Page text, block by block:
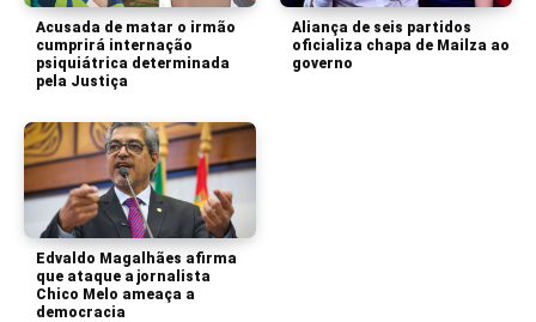
Acusada de matar o irmão
cumprirá internação
psiquiátrica determinada
pela Justiça
Aliança de seis partidos
oficializa chapa de Mailza ao
governo
Edvaldo Magalhães afirma
que ataque a jornalista
Chico Melo ameaça a
democracia